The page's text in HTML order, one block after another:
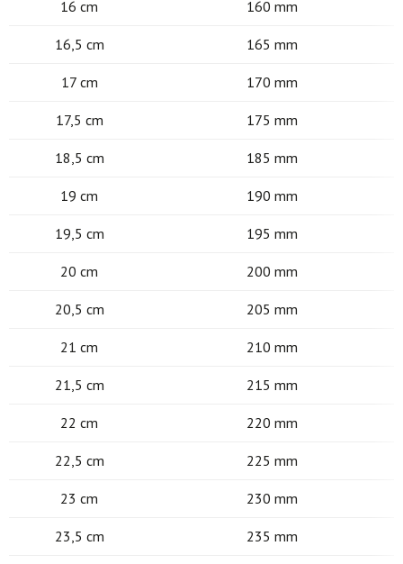
16 cm 160 mm
16,5 cm 165 mm
17 cm 170 mm
17,5 cm 175 mm
18,5 cm 185 mm
19 cm 190 mm
19,5 cm 195 mm
20 cm 200 mm
20,5 cm 205 mm
21 cm 210 mm
21,5 cm 215 mm
22 cm 220 mm
22,5 cm 225 mm
23 cm 230 mm
23,5 cm 235 mm